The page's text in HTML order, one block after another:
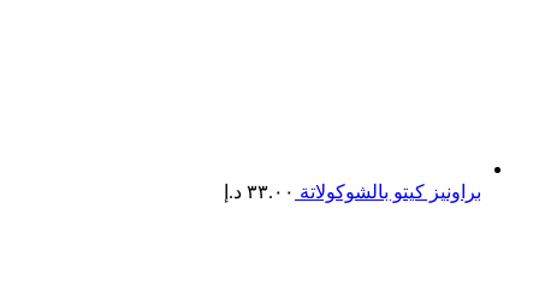
براونيز كيتو بالشوكولاتة ٣٣.٠٠ د.إ